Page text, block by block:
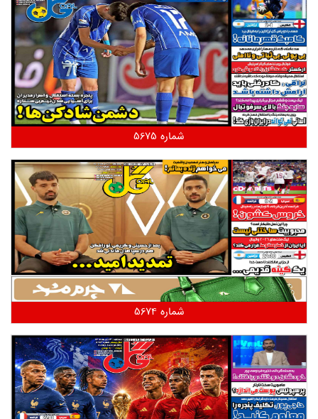
شماره 5675
شماره 5674